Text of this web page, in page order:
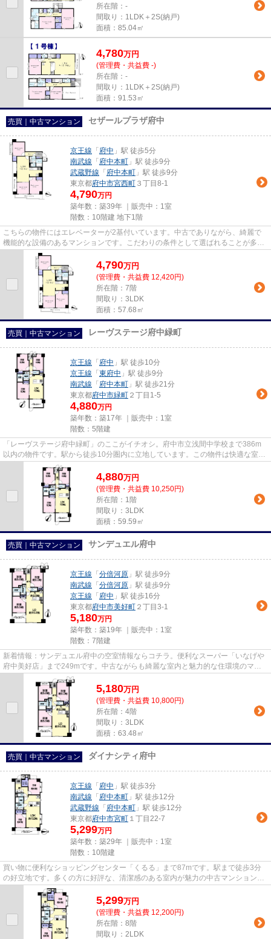
所在階：-
間取り：1LDK＋2S(納戸)
面積：85.04㎡
4,780万円
(管理費・共益費 -)
所在階：-
間取り：1LDK＋2S(納戸)
面積：91.53㎡
売買｜中古マンション セザールプラザ府中
京王線 「 府中 」駅 徒歩5分
南武線 「 府中本町 」駅 徒歩9分
武蔵野線 「 府中本町 」駅 徒歩9分
東京都府中市宮西町 ３丁目8-1
4,790万円
築年数：築39年 ｜販売中： 1室
階数：10階建 地下1階
こちらの物件にはエレベーターが2基付いています。中古でありながら、綺麗で
機能的な設備のあるマンションです。こだわりの条件として選ばれることが多
い、駅徒歩5分の駅近物件です。...
4,790万円
(管理費・共益費 12,420円)
所在階：7階
間取り：3LDK
面積：57.68㎡
売買｜中古マンション レーヴステージ府中緑町
京王線 「 府中 」駅 徒歩10分
京王線 「 東府中 」駅 徒歩9分
南武線 「 府中本町 」駅 徒歩21分
東京都府中市緑町 ２丁目1-5
4,880万円
築年数：築17年 ｜販売中： 1室
階数：5階建
「レーヴステージ府中緑町」のここがイチオシ。府中市立浅間中学校まで386m
以内の物件です。駅から徒歩10分圏内に立地しています。この物件は快適な室内
環境が魅力の中古マンションと...
4,880万円
(管理費・共益費 10,250円)
所在階：1階
間取り：3LDK
面積：59.59㎡
売買｜中古マンション サンデュエル府中
京王線 「 分倍河原 」駅 徒歩9分
南武線 「 分倍河原 」駅 徒歩9分
京王線 「 府中 」駅 徒歩16分
東京都府中市美好町 ２丁目3-1
5,180万円
築年数：築19年 ｜販売中： 1室
階数：7階建
新着情報：サンデュエル府中の空室情報ならコチラ。便利なスーパー「いなげや
府中美好店」まで249mです。中古ながらも綺麗な室内と魅力的な住環境のマン
ションです。お体が不自由な方...
5,180万円
(管理費・共益費 10,800円)
所在階：4階
間取り：3LDK
面積：63.48㎡
売買｜中古マンション ダイナシティ府中
京王線 「 府中 」駅 徒歩3分
南武線 「 府中本町 」駅 徒歩12分
武蔵野線 「 府中本町 」駅 徒歩12分
東京都府中市宮町 １丁目22-7
5,299万円
築年数：築29年 ｜販売中： 1室
階数：10階建
買い物に便利なショッピングセンター「くるる」まで87mです。駅まで徒歩3分
の好立地です。多くの方に好評な、清潔感のある室内が魅力の中古マンションで
す。10階建ての建物もお探しし...
5,299万円
(管理費・共益費 12,200円)
所在階：8階
間取り：2LDK